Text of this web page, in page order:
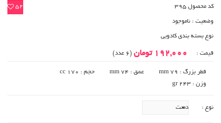
52 کد محصول 395
وضعیت : ناموجود
نوع بسته بندی کادویی
قیمت : 192,000 تومان (6 عدد)
قطر بزرگ : 79 mm عمق : 74 mm
حجم : 170 cc
وزن : 243 gr
نوع :